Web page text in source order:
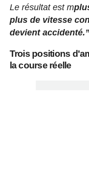
Le résultat est m
plus de vitesse
devient accidenté.”
Trois positions
la course réelle